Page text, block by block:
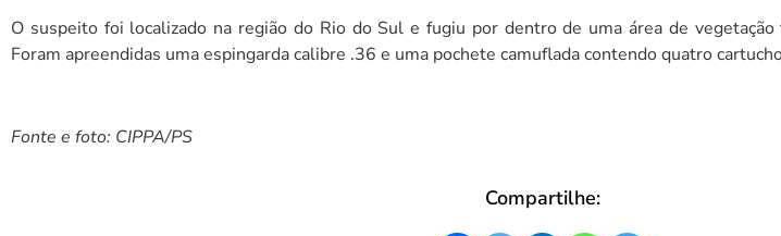
O suspeito foi localizado na região do Rio do Sul e fugiu por dentro de uma área de vegetação
Foram apreendidas uma espingarda calibre .36 e uma pochete camuflada contendo quatro
Fonte e foto: CIPPA/PS
Compartilhe: